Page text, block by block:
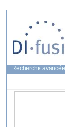
Recherche avancée